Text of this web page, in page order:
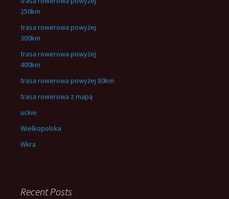
250km
trasa rowerowa powyżej
300km
trasa rowerowa powyżej
400km
trasa rowerowa powyżej 80km
trasa rowerowa z mapą
uckie
Wielkopolska
Wkra
Recent Posts